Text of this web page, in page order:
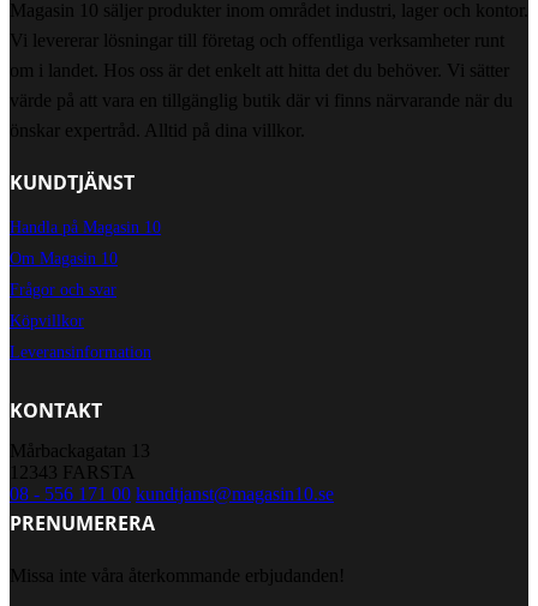
Magasin 10 säljer produkter inom området industri, lager och kontor.
Vi levererar lösningar till företag och offentliga verksamheter runt
om i landet. Hos oss är det enkelt att hitta det du behöver. Vi sätter
värde på att vara en tillgänglig butik där vi finns närvarande när du
önskar expertråd. Alltid på dina villkor.
KUNDTJÄNST
Handla på Magasin 10
Om Magasin 10
Frågor och svar
Köpvillkor
Leveransinformation
KONTAKT
Mårbackagatan 13
12343 FARSTA
08 - 556 171 00 kundtjanst@magasin10.se
PRENUMERERA
Missa inte våra återkommande erbjudanden!